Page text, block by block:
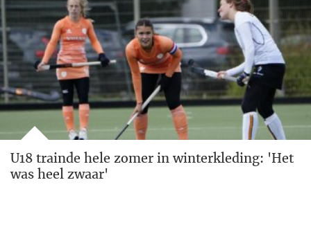
U18 trainde hele zomer in winterkleding: 'Het
was heel zwaar'